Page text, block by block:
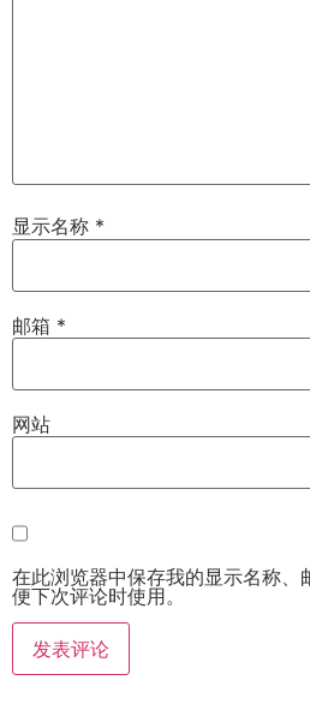
显示名称 *
邮箱 *
网站
在此浏览器中保存我的显示名称、
便下次评论时使用。